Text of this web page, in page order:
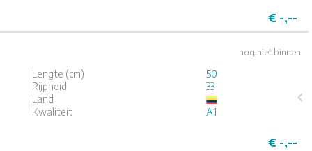
€ -,--
nog niet binnen
Lengte (cm)
50
Rijpheid
33
Land
Kwaliteit
A1
€ -,--
4